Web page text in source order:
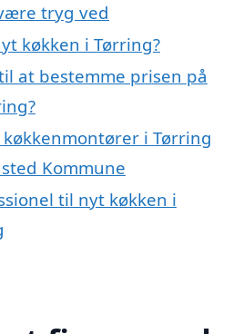
tryg ved
køkken i Tørring?
at bestemme prisen på
i Tørring
Kommune
til nyt køkken i